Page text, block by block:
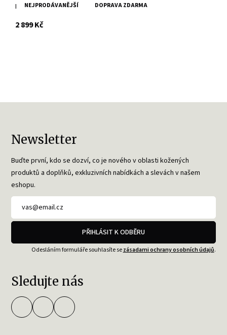
NEJPRODÁVANĚJŠÍ DOPRAVA ZDARMA
Hnědý kožený batoh SPIKES & SPARROW
2 899 Kčs DPH
Newsletter
Buďte první, kdo se dozví, co je nového v oblasti kožených
produktů a doplňků, exkluzivních nabídkách a slevách v našem
eshopu.
PŘIHLÁSIT K ODBĚRU
Odesláním formuláře souhlasíte sezásadami ochrany osobních údajů.
Sledujte nás